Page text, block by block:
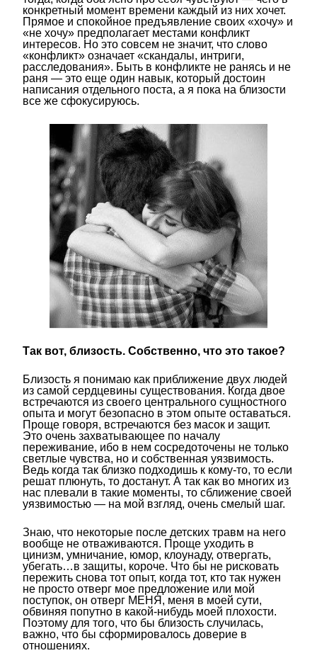
конкретный момент времени каждый из них хочет.
Прямое и спокойное предъявление своих «хочу» и
«не хочу» предполагает местами конфликт
интересов. Но это совсем не значит, что слово
«конфликт» означает «скандалы, интриги,
расследования». Быть в конфликте не ранясь и не
раня — это еще один навык, который достоин
написания отдельного поста, а я пока на близости
все же сфокусируюсь.
Так вот, близость. Собственно, что это такое?
Близость я понимаю как приближение двух людей
из самой сердцевины существования. Когда двое
встречаются из своего центрального сущностного
опыта и могут безопасно в этом опыте оставаться.
Проще говоря, встречаются без масок и защит.
Это очень захватывающее по началу
переживание, ибо в нем сосредоточены не только
светлые чувства, но и собственная уязвимость.
Ведь когда так близко подходишь к кому-то, то если
решат плюнуть, то достанут. А так как во многих из
нас плевали в такие моменты, то сближение своей
уязвимостью — на мой взгляд, очень смелый шаг.
Знаю, что некоторые после детских травм на него
вообще не отваживаются. Проще уходить в
цинизм, умничание, юмор, клоунаду, отвергать,
убегать…в защиты, короче. Что бы не рисковать
пережить снова тот опыт, когда тот, кто так нужен
не просто отверг мое предложение или мой
поступок, он отверг МЕНЯ, меня в моей сути,
обвиняя попутно в какой-нибудь моей плохости.
Поэтому для того, что бы близость случилась,
важно, что бы сформировалось доверие в
отношениях.